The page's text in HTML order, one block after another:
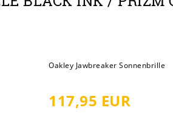
Oakley Jawbreaker Sonnenbrille
117,95 EUR